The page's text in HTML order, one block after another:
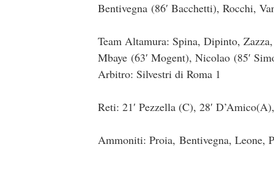
Bentivegna (86′ Bacchetti), Rocchi,
Team Altamura: Spina, Dipinto,
Mbaye (63′ Mogent), Nicolao (85′
Arbitro: Silvestri di Roma 1
Reti: 21′ Pezzella (C), 28′
Ammoniti: Proia, Bentivegna, Leone,